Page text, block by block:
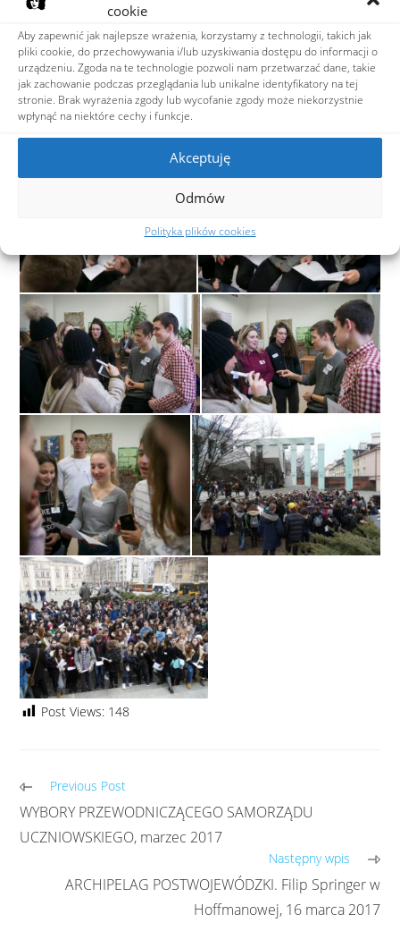
cookie
Aby zapewnić jak najlepsze wrażenia, korzystamy z technologii, takich jak
pliki cookie, do przechowywania i/lub uzyskiwania dostępu do informacji o
urządzeniu. Zgoda na te technologie pozwoli nam przetwarzać dane, takie
jak zachowanie podczas przeglądania lub unikalne identyfikatory na tej
stronie. Brak wyrażenia zgody lub wycofanie zgody może niekorzystnie
wpłynąć na niektóre cechy i funkcje.
Akceptuję
Odmów
Polityka plików cookies
Post Views: 148
Previous Post
WYBORY PRZEWODNICZĄCEGO SAMORZĄDU
UCZNIOWSKIEGO, marzec 2017
Następny wpis
ARCHIPELAG POSTWOJEWÓDZKI. Filip Springer w
Hoffmanowej, 16 marca 2017